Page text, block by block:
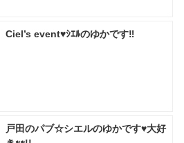
Ciel’s event♥ｼｴﾙのゆかです‼
戸田のパブ☆シエルのゆかです♥️大好